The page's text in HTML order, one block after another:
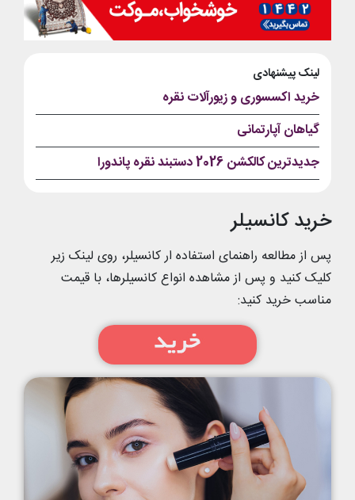
لینک پیشنهادی
خرید اکسسوری و زیورآلات نقره
گیاهان آپارتمانی
جدیدترین کالکشن 2026 دستبند نقره پاندورا
خرید کانسیلر
پس از مطالعه راهنمای استفاده ار کانسیلر، روی لینک زیر
کلیک کنید و پس از مشاهده انواع کانسیلرها، با قیمت
مناسب خرید کنید: